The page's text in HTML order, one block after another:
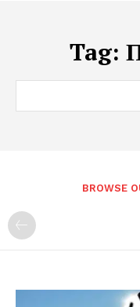
Tag:
BROWSE